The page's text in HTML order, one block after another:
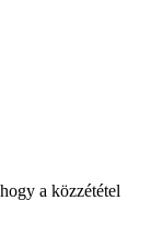
a közzététel